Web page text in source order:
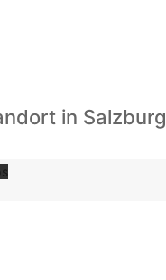
in Salzburg